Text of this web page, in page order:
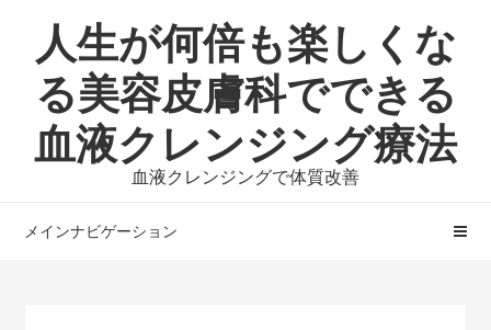
ゲ
ー
シ
ョ
ス
テ
ン
ツ
へ
ッ
人生が何倍も楽しくな
る美容皮膚科でできる
血液クレンジング療法
血液クレンジングで体質改善
メインナビゲーション